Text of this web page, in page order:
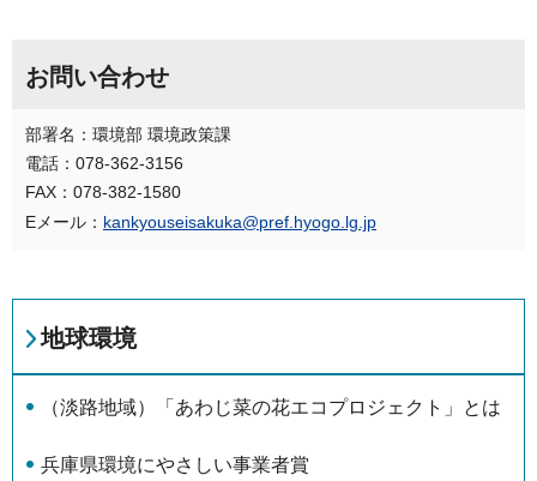
お問い合わせ
部署名：環境部 環境政策課
電話：078-362-3156
FAX：078-382-1580
Eメール： kankyouseisakuka@pref.hyogo.lg.jp
地球環境
（淡路地域）「あわじ菜の花エコプロジェクト」とは
兵庫県環境にやさしい事業者賞